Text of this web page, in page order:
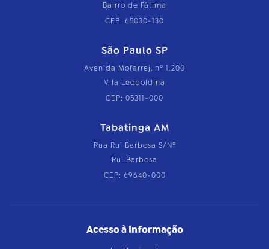
Bairro de Fátima
CEP: 65030-130
São Paulo SP
Avenida Mofarrej, nº 1.200
Vila Leopoldina
CEP: 05311-000
Tabatinga AM
Rua Rui Barbosa S/Nº
Rui Barbosa
CEP: 69640-000
Acesso à Informação